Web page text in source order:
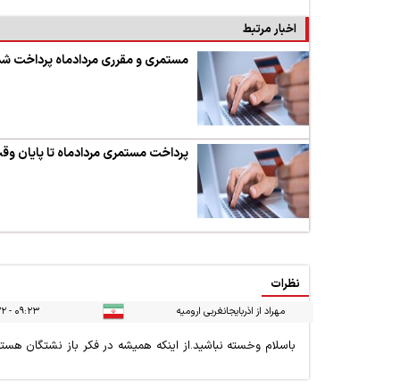
اخبار مرتبط
مستمری و مقرری مردادماه پرداخت
پرداخت مستمری مردادماه تا پایان
نظرات
مهراد از اذربایجانغربی ارومیه ۰۹:۲۳ - ۱۳۹۷/۰۵/۲۲
باسلام‌ وخسته نباشید‌.از اینکه همیشه در فکر باز نشتگان